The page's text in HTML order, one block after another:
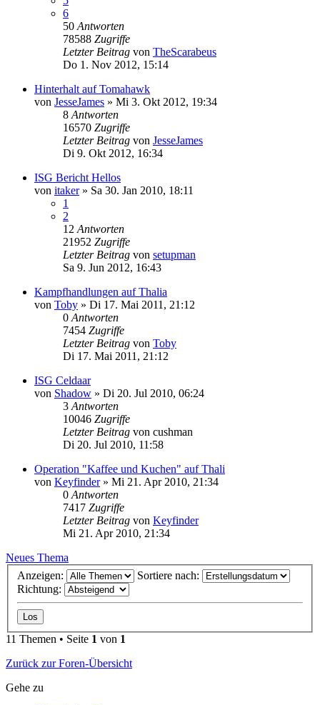
6
50 Antworten
78588 Zugriffe
Letzter Beitrag von TheScarabeus
Do 1. Nov 2012, 15:14
Hinterhalt auf Tomahawk
von JesseJames » Mi 3. Okt 2012, 19:34
8 Antworten
16570 Zugriffe
Letzter Beitrag von JesseJames
Di 9. Okt 2012, 16:34
ISG Bericht Hellos
von itaker» Sa 30. Jan 2010, 18:11
1
2
12 Antworten
21952 Zugriffe
Letzter Beitrag von setupman
Sa 9. Jun 2012, 16:43
Kampfhandlungen auf Thalia
von Toby » Di 17. Mai 2011, 21:12
0 Antworten
7454 Zugriffe
Letzter Beitrag von Toby
Di 17. Mai 2011, 21:12
ISG Celdaar
von Shadow » Di 20. Jul 2010, 06:24
3 Antworten
10046 Zugriffe
Letzter Beitrag von cushman
Di 20. Jul 2010, 11:58
Operation "Kaffee und Kuchen" auf Thali
von Keyfinder» Mi 21. Apr 2010, 21:34
0 Antworten
7417 Zugriffe
Letzter Beitrag von Keyfinder
Mi 21. Apr 2010, 21:34
Neues Thema
Anzeigen:
Sortiere nach:
Richtung:
11 Themen • Seite 1 von 1
Zurück zur Foren-Übersicht
Gehe zu